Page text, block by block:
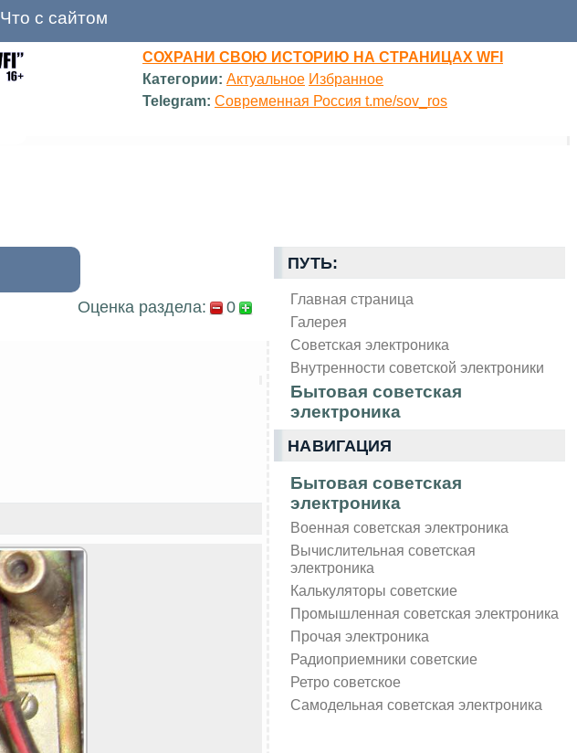
Что с сайтом
СОХРАНИ СВОЮ ИСТОРИЮ НА СТРАНИЦАХ WFI
Категории: Актуальное Избранное
Telegram: Современная Россия t.me/sov_ros
ПУТЬ:
Главная страница
Галерея
Советская электроника
Внутренности советской электроники
Бытовая советская
электроника
НАВИГАЦИЯ
Бытовая советская
электроника
Военная советская электроника
Вычислительная советская
электроника
Калькуляторы советские
Промышленная советская электроника
Прочая электроника
Радиоприемники советские
Ретро советское
Самодельная советская электроника
Оценка раздела: 0